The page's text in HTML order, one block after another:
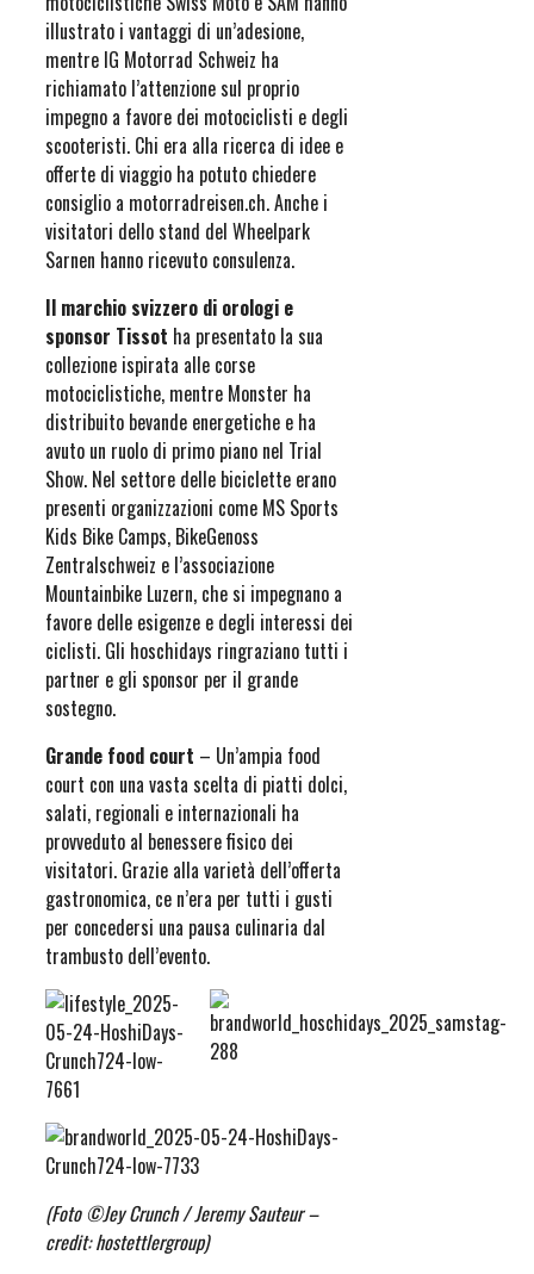
illustrato i vantaggi di un’adesione,
mentre IG Motorrad Schweiz ha
richiamato l’attenzione sul proprio
impegno a favore dei motociclisti e degli
scooteristi. Chi era alla ricerca di idee e
offerte di viaggio ha potuto chiedere
consiglio a motorradreisen.ch. Anche i
visitatori dello stand del Wheelpark
Sarnen hanno ricevuto consulenza.
Il marchio svizzero di orologi e
sponsor Tissot ha presentato la sua
collezione ispirata alle corse
motociclistiche, mentre Monster ha
distribuito bevande energetiche e ha
avuto un ruolo di primo piano nel Trial
Show. Nel settore delle biciclette erano
presenti organizzazioni come MS Sports
Kids Bike Camps, BikeGenoss
Zentralschweiz e l’associazione
Mountainbike Luzern, che si impegnano a
favore delle esigenze e degli interessi dei
ciclisti. Gli hoschidays ringraziano tutti i
partner e gli sponsor per il grande
sostegno.
Grande food court – Un’ampia food
court con una vasta scelta di piatti dolci,
salati, regionali e internazionali ha
provveduto al benessere fisico dei
visitatori. Grazie alla varietà dell’offerta
gastronomica, ce n’era per tutti i gusti
per concedersi una pausa culinaria dal
trambusto dell’evento.
(Foto ©Jey Crunch / Jeremy Sauteur –
credit: hostettlergroup)